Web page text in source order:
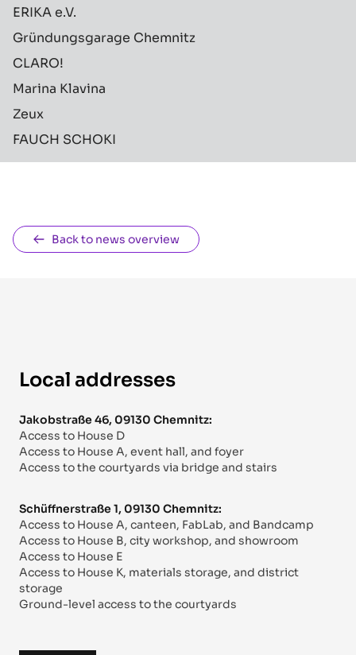
ERIKA e.V.
Gründungsgarage Chemnitz
CLARO!
Marina Klavina
Zeux
FAUCH SCHOKI
Back to news overview
Local addresses
Jakobstraße 46, 09130 Chemnitz:
Access to House D
Access to House A, event hall, and foyer
Access to the courtyards via bridge and stairs
Schüffnerstraße 1, 09130 Chemnitz:
Access to House A, canteen, FabLab, and Bandcamp
Access to House B, city workshop, and showroom
Access to House E
Access to House K, materials storage, and district
storage
Ground-level access to the courtyards